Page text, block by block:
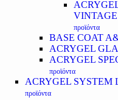
προϊόντα
BASE COAT
ACRYGEL
ACRYGEL
προϊόντα
ACRYGEL SYSTEM
προϊόντα